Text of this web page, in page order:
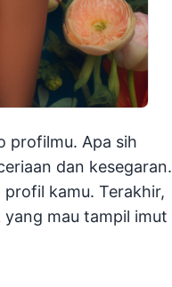
profilmu. Apa sih
dan kesegaran.
kamu. Terakhir,
mau tampil imut